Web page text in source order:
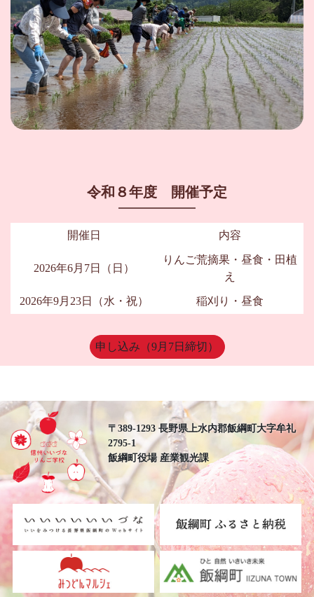
令和８年度 開催予定
開催日 内容
2026年6月7日（日）
りんご荒摘果・昼食・田植
え
2026年9月23日（水・祝） 稲刈り・昼食
申し込み（9月7日締切）
〒389-1293 長野県上水内郡飯綱町大字牟礼
2795-1
飯綱町役場 産業観光課